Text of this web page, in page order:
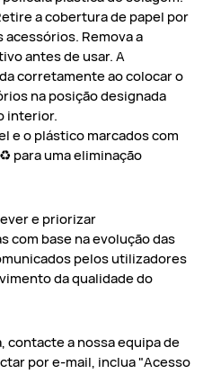
a cobertura de papel por
Remova a
antes de usar. A
corretamente ao colocar o
na posição designada
interior.
e o plástico marcados com
para uma eliminação
e priorizar
com base na evolução das
pelos utilizadores
da qualidade do
contacte a nossa equipa de
por e-mail, inclua "Acesso